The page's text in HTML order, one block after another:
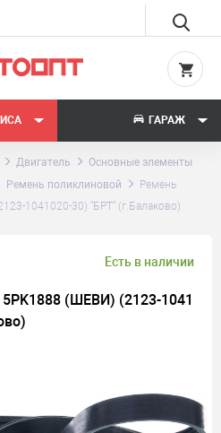
ГАРАЖ
Двигатель
Основные элементы
Ремень поликлиновой
Ремень
1041020-30) "БРТ" (г.Балаково)
Есть в наличии
(ШЕВИ) (2123-1041